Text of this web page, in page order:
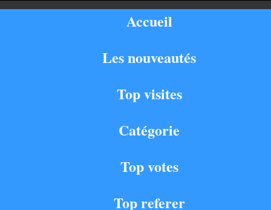
Accueil
Les nouveautés
Top visites
Catégorie
Top votes
Top referer